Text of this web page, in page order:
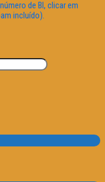
de BI, clicar em
incluído).